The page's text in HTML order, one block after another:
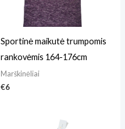
Sportinė maikutė trumpomis
rankovėmis 164-176cm
Marškinėliai
€6